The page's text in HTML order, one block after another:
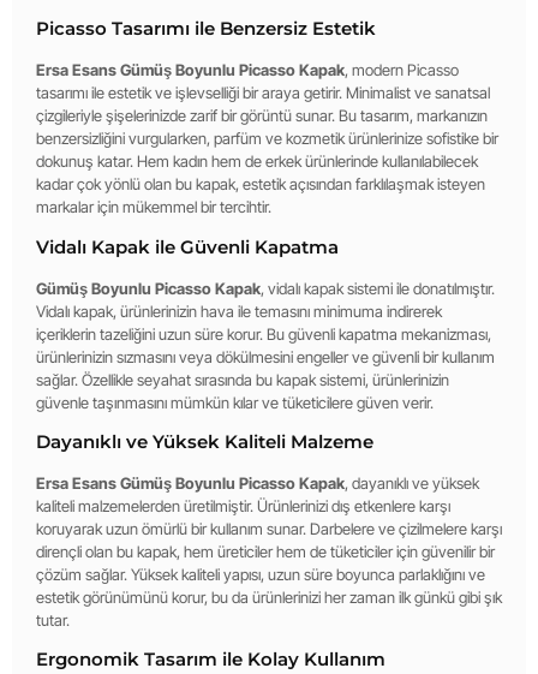
Picasso Tasarımı ile Benzersiz Estetik
Ersa Esans Gümüş Boyunlu Picasso Kapak, modern Picasso
tasarımı ile estetik ve işlevselliği bir araya getirir. Minimalist ve sanatsal
çizgileriyle şişelerinizde zarif bir görüntü sunar. Bu tasarım, markanızın
benzersizliğini vurgularken, parfüm ve kozmetik ürünlerinize sofistike bir
dokunuş katar. Hem kadın hem de erkek ürünlerinde kullanılabilecek
kadar çok yönlü olan bu kapak, estetik açısından farklılaşmak isteyen
markalar için mükemmel bir tercihtir.
Vidalı Kapak ile Güvenli Kapatma
Gümüş Boyunlu Picasso Kapak, vidalı kapak sistemi ile donatılmıştır.
Vidalı kapak, ürünlerinizin hava ile temasını minimuma indirerek
içeriklerin tazeliğini uzun süre korur. Bu güvenli kapatma mekanizması,
ürünlerinizin sızmasını veya dökülmesini engeller ve güvenli bir kullanım
sağlar. Özellikle seyahat sırasında bu kapak sistemi, ürünlerinizin
güvenle taşınmasını mümkün kılar ve tüketicilere güven verir.
Dayanıklı ve Yüksek Kaliteli Malzeme
Ersa Esans Gümüş Boyunlu Picasso Kapak, dayanıklı ve yüksek
kaliteli malzemelerden üretilmiştir. Ürünlerinizi dış etkenlere karşı
koruyarak uzun ömürlü bir kullanım sunar. Darbelere ve çizilmelere karşı
dirençli olan bu kapak, hem üreticiler hem de tüketiciler için güvenilir bir
çözüm sağlar. Yüksek kaliteli yapısı, uzun süre boyunca parlaklığını ve
estetik görünümünü korur, bu da ürünlerinizi her zaman ilk günkü gibi şık
tutar.
Ergonomik Tasarım ile Kolay Kullanım